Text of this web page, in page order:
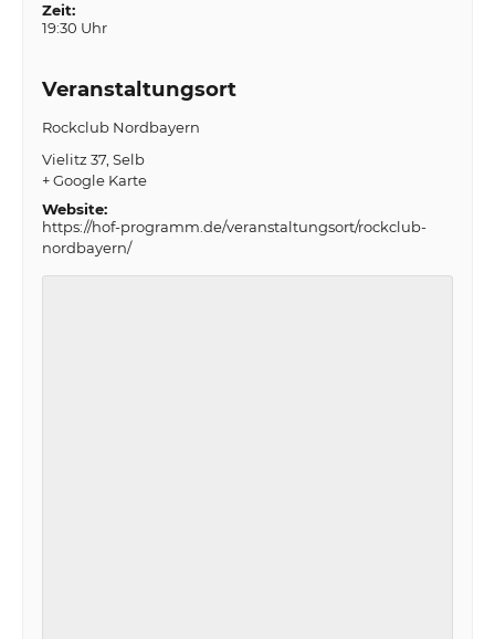
Zeit:
19:30 Uhr
Veranstaltungsort
Rockclub Nordbayern
Vielitz 37 Selb
+ Google Karte
Website:
https://hof-programm.de/veranstaltungsort/rockclub-
nordbayern/